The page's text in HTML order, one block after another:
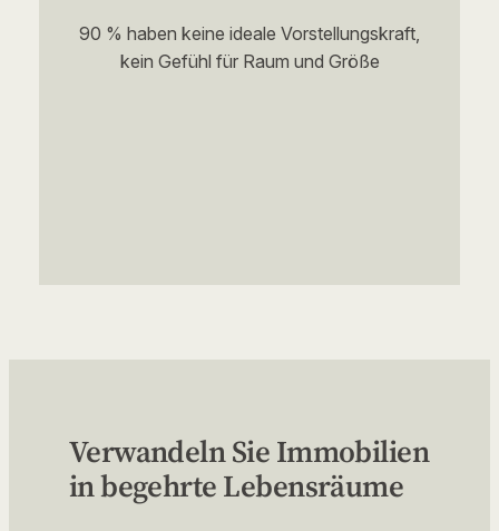
90 % haben keine ideale Vorstellungskraft,
kein Gefühl für Raum und Größe
Verwandeln Sie Immobilien
in begehrte Lebensräume